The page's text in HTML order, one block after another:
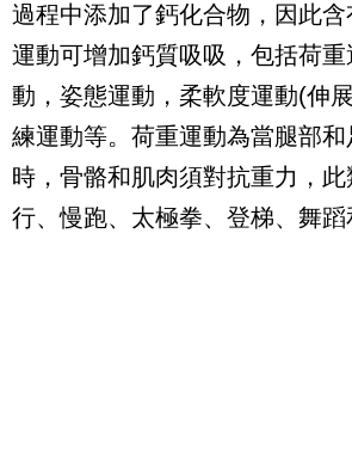
過程中添加了鈣化合物，因此含
運動可增加鈣質吸吸，包括荷重
動，姿態運動，柔軟度運動(伸
練運動等。荷重運動為當腿部
時，骨骼和肌肉須對抗重力，
行、慢跑、太極拳、登梯、舞蹈